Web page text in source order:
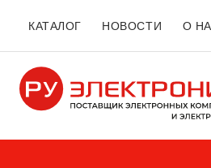
КАТАЛОГ НОВОСТИ О